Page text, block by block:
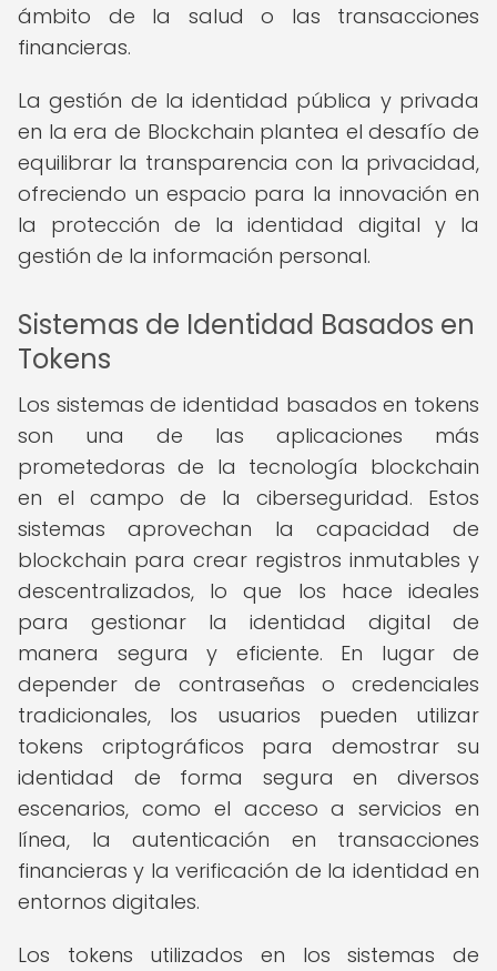
ámbito de la salud o las transacciones
financieras.
La gestión de la identidad pública y privada
en la era de Blockchain plantea el desafío de
equilibrar la transparencia con la privacidad,
ofreciendo un espacio para la innovación en
la protección de la identidad digital y la
gestión de la información personal.
Sistemas de Identidad Basados en
Tokens
Los sistemas de identidad basados en tokens
son una de las aplicaciones más
prometedoras de la tecnología blockchain
en el campo de la ciberseguridad. Estos
sistemas aprovechan la capacidad de
blockchain para crear registros inmutables y
descentralizados, lo que los hace ideales
para gestionar la identidad digital de
manera segura y eficiente. En lugar de
depender de contraseñas o credenciales
tradicionales, los usuarios pueden utilizar
tokens criptográficos para demostrar su
identidad de forma segura en diversos
escenarios, como el acceso a servicios en
línea, la autenticación en transacciones
financieras y la verificación de la identidad en
entornos digitales.
Los tokens utilizados en los sistemas de